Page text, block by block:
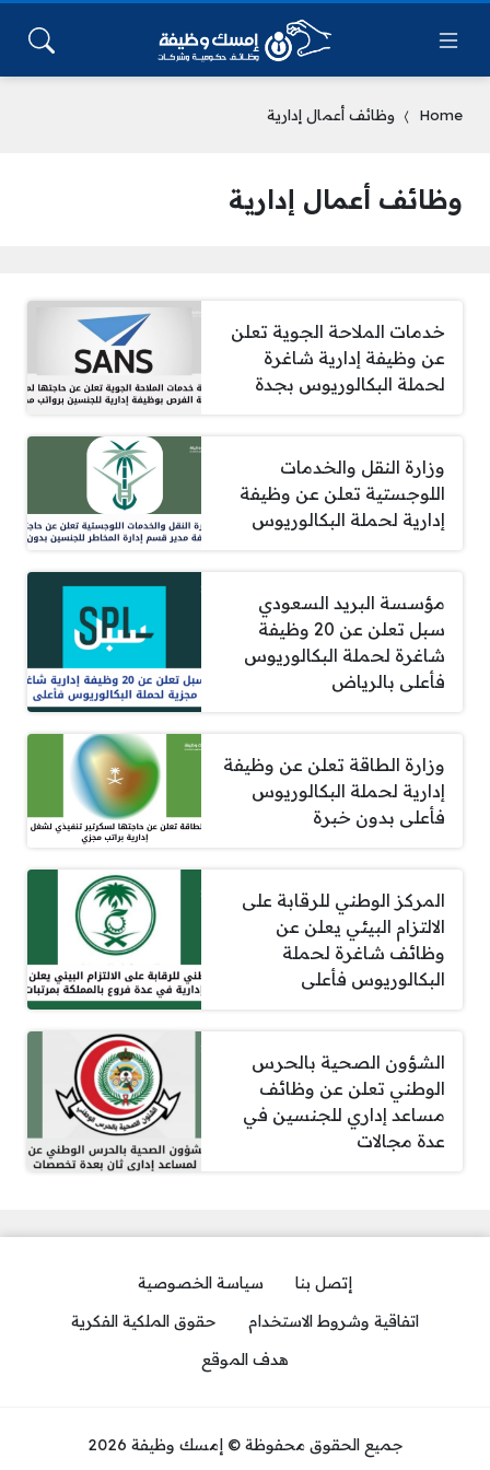
Home وظائف أعمال إدارية
وظائف أعمال إدارية
خدمات الملاحة الجوية تعلن
عن وظيفة إدارية شاغرة
لحملة البكالوريوس بجدة
وزارة النقل والخدمات
اللوجستية تعلن عن وظيفة
إدارية لحملة البكالوريوس
مؤسسة البريد السعودي
سبل تعلن عن 20 وظيفة
شاغرة لحملة البكالوريوس
فأعلى بالرياض
وزارة الطاقة تعلن عن وظيفة
إدارية لحملة البكالوريوس
فأعلى بدون خبرة
المركز الوطني للرقابة على
الالتزام البيئي يعلن عن
وظائف شاغرة لحملة
البكالوريوس فأعلى
الشؤون الصحية بالحرس
الوطني تعلن عن وظائف
مساعد إداري للجنسين في
عدة مجالات
إتصل بنا
سياسة الخصوصية
اتفاقية وشروط الاستخدام
حقوق الملكية الفكرية
هدف الموقع
جميع الحقوق محفوظة © إمسك وظيفة 2026